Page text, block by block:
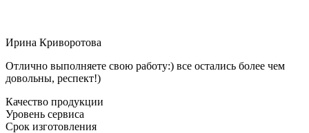
Ирина Криворотова
Отлично выполняете свою работу:) все остались более чем
довольны, респект!)
Качество продукции
Уровень сервиса
Срок изготовления